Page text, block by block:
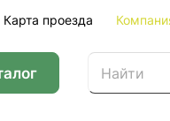
Карта проезда